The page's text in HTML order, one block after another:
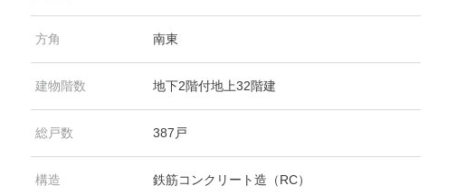
方角 南東
建物階数 地下2階付地上32階建
総戸数 387戸
構造 鉄筋コンクリート造（RC）